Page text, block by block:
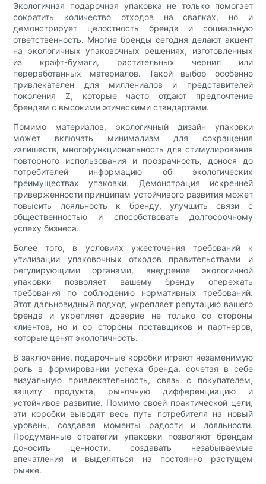
Экологичная подарочная упаковка не только помогает
сократить количество отходов на свалках, но и
демонстрирует целостность бренда и социальную
ответственность. Многие бренды сегодня делают акцент
на экологичных упаковочных решениях, изготовленных
из крафт-бумаги, растительных чернил или
переработанных материалов. Такой выбор особенно
привлекателен для миллениалов и представителей
поколения Z, которые часто отдают предпочтение
брендам с высокими этическими стандартами.
Помимо материалов, экологичный дизайн упаковки
может включать минимализм для сокращения
излишеств, многофункциональность для стимулирования
повторного использования и прозрачность, донося до
потребителей информацию об экологических
преимуществах упаковки. Демонстрация искренней
приверженности принципам устойчивого развития может
повысить лояльность к бренду, улучшить связи с
общественностью и способствовать долгосрочному
успеху бизнеса.
Более того, в условиях ужесточения требований к
утилизации упаковочных отходов правительствами и
регулирующими органами, внедрение экологичной
упаковки позволяет вашему бренду опережать
требования по соблюдению нормативных требований.
Этот дальновидный подход укрепляет репутацию вашего
бренда и укрепляет доверие не только со стороны
клиентов, но и со стороны поставщиков и партнеров,
которые ценят экологичность.
В заключение, подарочные коробки играют незаменимую
роль в формировании успеха бренда, сочетая в себе
визуальную привлекательность, связь с покупателем,
защиту продукта, рыночную дифференциацию и
устойчивое развитие. Помимо своей практической цели,
эти коробки выводят весь путь потребителя на новый
уровень, создавая моменты радости и лояльности.
Продуманные стратегии упаковки позволяют брендам
доносить ценности, создавать незабываемые
впечатления и выделяться на постоянно растущем
рынке.